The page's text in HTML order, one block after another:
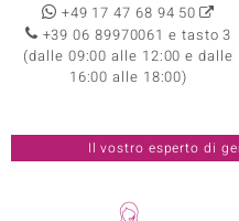
+49 17 47 68 94 50
+39 06 89970061 e tasto 3
(dalle 09:00 alle 12:00 e dalle
16:00 alle 18:00)
Il vostro esperto di